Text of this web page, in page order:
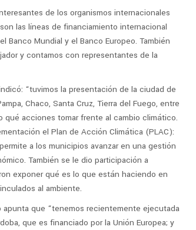
de los organismos internacionales
las líneas de financiamiento internacional
Mundial y el Banco Europeo. También
y contamos con representantes de la
“tuvimos la presentación de la ciudad de
Chaco, Santa Cruz, Tierra del Fuego, entre
acciones tomar frente al cambio climático.
el Plan de Acción Climática (PLAC):
a los municipios avanzar en una gestión
También se le dio participación a
exponer qué es lo que están haciendo en
al ambiente.
que “tenemos recientemente ejecutada
que es financiado por la Unión Europea; y